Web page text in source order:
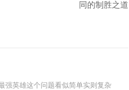
同的制胜之道
强英雄这个问题看似简单实则复杂